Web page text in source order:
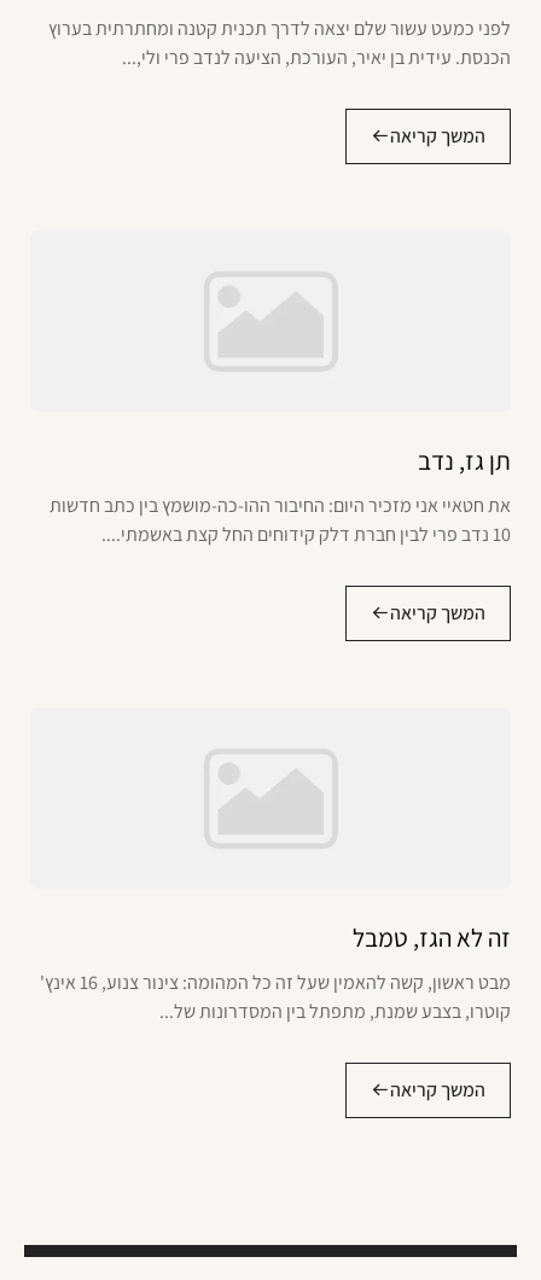
לפני כמעט עשור שלם יצאה לדרך תכנית קטנה ומחתרתית בערוץ
הכנסת. עידית בן יאיר, העורכת, הציעה לנדב פרי ולי,...
המשך קריאה
תן גז, נדב
את חטאיי אני מזכיר היום: החיבור ההו-כה-מושמץ בין כתב חדשות
10 נדב פרי לבין חברת דלק קידוחים החל קצת באשמתי....
המשך קריאה
זה לא הגז, טמבל
מבט ראשון, קשה להאמין שעל זה כל המהומה: צינור צנוע, 16 אינץ'
קוטרו, בצבע שמנת, מתפתל בין המסדרונות של...
המשך קריאה